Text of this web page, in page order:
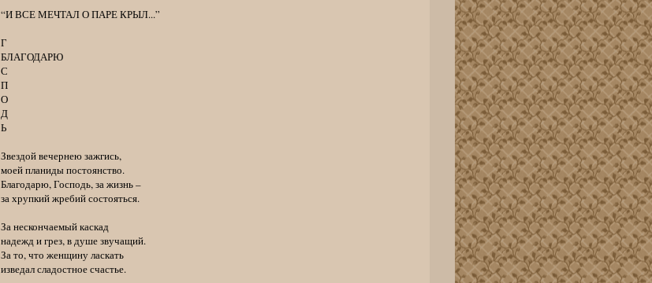
“И ВСЕ МЕЧТАЛ О ПАРЕ КРЫЛ...”
Г
БЛАГОДАРЮ
С
П
О
Д
Ь
Звездой вечернею зажгись,
моей планиды постоянство.
Благодарю, Господь, за жизнь –
за хрупкий жребий состояться.
За нескончаемый каскад
надежд и грез, в душе звучащий.
За то, что женщину ласкать
изведал сладостное счастье.